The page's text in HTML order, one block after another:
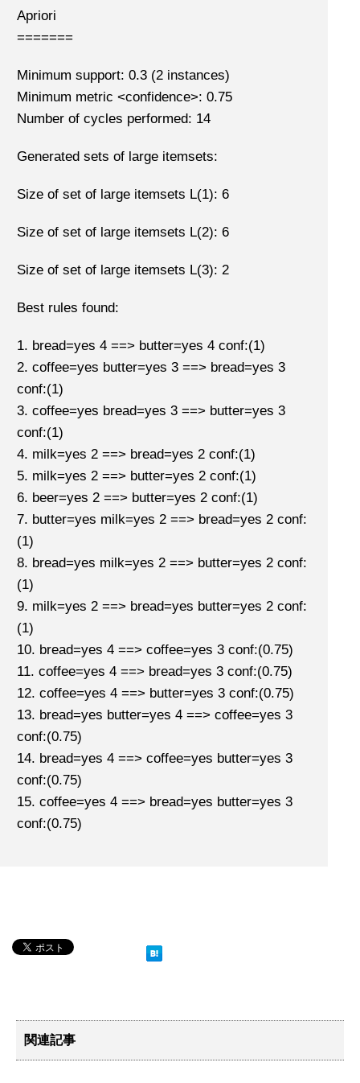
Apriori
=======
Minimum support: 0.3 (2 instances)
Minimum metric <confidence>: 0.75
Number of cycles performed: 14
Generated sets of large itemsets:
Size of set of large itemsets L(1): 6
Size of set of large itemsets L(2): 6
Size of set of large itemsets L(3): 2
Best rules found:
1. bread=yes 4 ==> butter=yes 4 conf:(1)
2. coffee=yes butter=yes 3 ==> bread=yes 3
conf:(1)
3. coffee=yes bread=yes 3 ==> butter=yes 3
conf:(1)
4. milk=yes 2 ==> bread=yes 2 conf:(1)
5. milk=yes 2 ==> butter=yes 2 conf:(1)
6. beer=yes 2 ==> butter=yes 2 conf:(1)
7. butter=yes milk=yes 2 ==> bread=yes 2 conf:
(1)
8. bread=yes milk=yes 2 ==> butter=yes 2 conf:
(1)
9. milk=yes 2 ==> bread=yes butter=yes 2 conf:
(1)
10. bread=yes 4 ==> coffee=yes 3 conf:(0.75)
11. coffee=yes 4 ==> bread=yes 3 conf:(0.75)
12. coffee=yes 4 ==> butter=yes 3 conf:(0.75)
13. bread=yes butter=yes 4 ==> coffee=yes 3
conf:(0.75)
14. bread=yes 4 ==> coffee=yes butter=yes 3
conf:(0.75)
15. coffee=yes 4 ==> bread=yes butter=yes 3
conf:(0.75)
関連記事